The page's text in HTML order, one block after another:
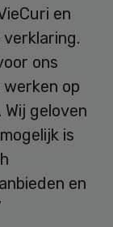
en
ons
op
geloven
is
en